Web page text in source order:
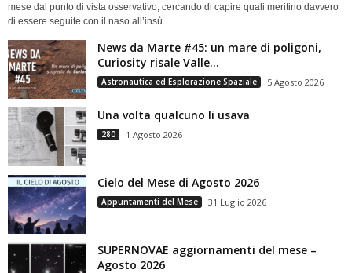
mese dal punto di vista osservativo, cercando di capire quali meritino davvero
di essere seguite con il naso all’insù.
News da Marte #45: un mare di poligoni,
Curiosity risale Valle...
Astronautica ed Esplorazione Spaziale 5 Agosto 2026
Una volta qualcuno li usava
280 1 Agosto 2026
Cielo del Mese di Agosto 2026
Appuntamenti del Mese 31 Luglio 2026
SUPERNOVAE aggiornamenti del mese –
Agosto 2026